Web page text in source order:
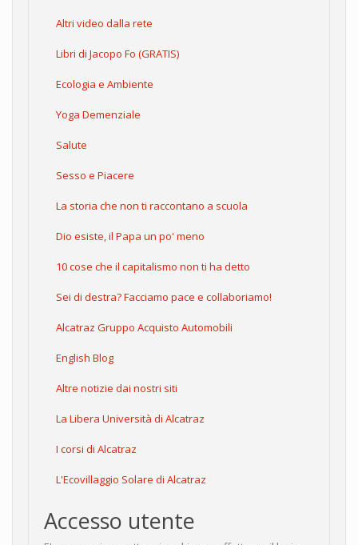
Altri video dalla rete
Libri di Jacopo Fo (GRATIS)
Ecologia e Ambiente
Yoga Demenziale
Salute
Sesso e Piacere
La storia che non ti raccontano a scuola
Dio esiste, il Papa un po' meno
10 cose che il capitalismo non ti ha detto
Sei di destra? Facciamo pace e collaboriamo!
Alcatraz Gruppo Acquisto Automobili
English Blog
Altre notizie dai nostri siti
La Libera Università di Alcatraz
I corsi di Alcatraz
L'Ecovillaggio Solare di Alcatraz
Accesso utente